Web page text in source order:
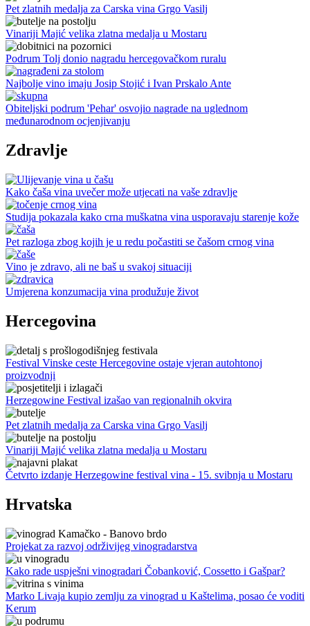
Pet zlatnih medalja za Carska vina Grgo Vasilj
Vinariji Majić velika zlatna medalja u Mostaru
Podrum Tolj donio nagradu hercegovačkom ruralu
Najbolje vino imaju Josip Stojić i Ivan Prskalo Ante
Obiteljski podrum 'Pehar' osvojio nagrade na uglednom
međunarodnom ocjenjivanju
Zdravlje
Kako čaša vina uvečer može utjecati na vaše zdravlje
Studija pokazala kako crna muškatna vina usporavaju starenje kože
Pet razloga zbog kojih je u redu počastiti se čašom crnog vina
Vino je zdravo, ali ne baš u svakoj situaciji
Umjerena konzumacija vina produžuje život
Hercegovina
Festival Vinske ceste Hercegovine ostaje vjeran autohtonoj
proizvodnji
Herzegowine Festival izašao van regionalnih okvira
Pet zlatnih medalja za Carska vina Grgo Vasilj
Vinariji Majić velika zlatna medalja u Mostaru
Četvrto izdanje Herzegowine festival vina - 15. svibnja u Mostaru
Hrvatska
Projekat za razvoj održivijeg vinogradarstva
Kako rade uspješni vinogradari Čobanković, Cossetto i Gašpar?
Marko Livaja kupio zemlju za vinograd u Kaštelima, posao će voditi
Kerum